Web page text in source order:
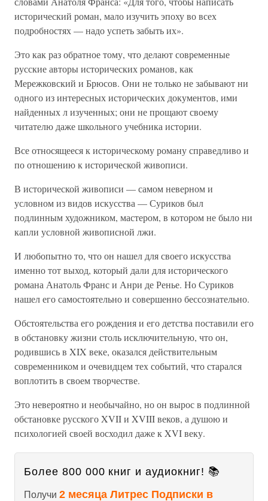
исторический роман, мало изучить эпоху во всех
подробностях — надо успеть забыть их».
Это как раз обратное тому, что делают современные
русские авторы исторических романов, как
Мережковский и Брюсов. Они не только не забывают ни
одного из интересных исторических документов, ими
найденных л изученных; они не прощают своему
читателю даже школьного учебника истории.
Все относящееся к историческому роману справедливо и
по отношению к исторической живописи.
В исторической живописи — самом неверном и
условном из видов искусства — Суриков был
подлинным художником, мастером, в котором не было ни
капли условной живописной лжи.
И любопытно то, что он нашел для своего искусства
именно тот выход, который дали для исторического
романа Анатоль Франс и Анри де Ренье. Но Суриков
нашел его самостоятельно и совершенно бессознательно.
Обстоятельства его рождения и его детства поставили его
в обстановку жизни столь исключительную, что он,
родившись в XIX веке, оказался действительным
современником и очевидцем тех событий, что старался
воплотить в своем творчестве.
Это невероятно и необычайно, но он вырос в подлинной
обстановке русского XVII и XVIII веков, а душою и
психологией своей восходил даже к XVI веку.
Более 800 000 книг и аудиокниг! 📚
Получи 2 месяца Литрес Подписки в